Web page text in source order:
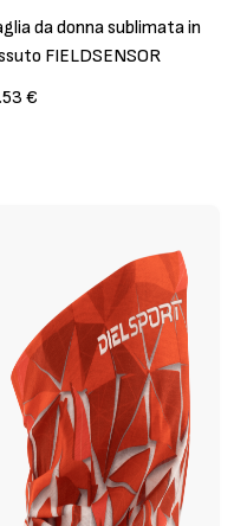
da donna sublimata in
FIELDSENSOR
€